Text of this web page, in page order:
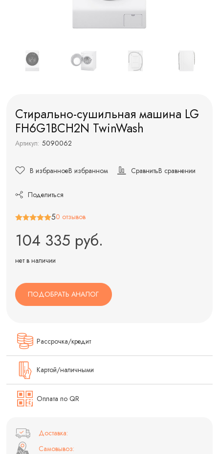
Стирально-сушильная машина LG
FH6G1BCH2N TwinWash
Артикул: 5090062
В избранноеВ избранном СравнитьВ сравнении
Поделиться
50 отзывов
104 335 руб.
нет в наличии
ПОДОБРАТЬ АНАЛОГ
Рассрочка/кредит
Картой/наличными
Оплата по QR
Доставка:
Самовывоз: